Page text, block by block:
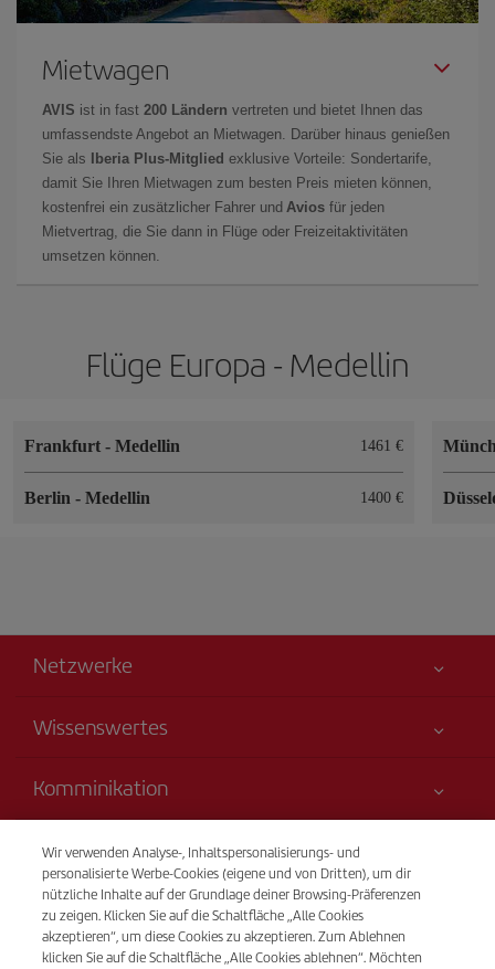
Mietwagen
AVIS ist in fast 200 Ländern vertreten und bietet Ihnen das
umfassendste Angebot an Mietwagen. Darüber hinaus genießen
Sie als
Iberia Plus-Mitglied exklusive Vorteile: Sondertarife,
damit Sie Ihren Mietwagen zum besten Preis mieten können,
kostenfrei ein zusätzlicher Fahrer und Avios für jeden
Mietvertrag, die Sie dann in Flüge oder Freizeitaktivitäten
umsetzen können.
Flüge Europa - Medellin
Frankfurt - Medellin 1461 €
Berlin - Medellin 1400 €
Netzwerke
Wissenswertes
Erklärung zur Barrierefreiheit
Sitemap
Nachhaltigkeit
Komminikation
Iberia-Gruppe
Aktionäre und Investoren
Unsere Allianzen
British Airways
Transparenz
Rechtliche Hinweise
Beförderungs- bedingungen
Fluggastrechte
Telefonverkauf
(+49) 69 50073874
Wir verwenden Analyse-, Inhaltspersonalisierungs- und
personalisierte Werbe-Cookies (eigene und von Dritten), um dir
nützliche Inhalte auf der Grundlage deiner Browsing-Präferenzen
zu zeigen. Klicken Sie auf die Schaltfläche „Alle Cookies
akzeptieren“, um diese Cookies zu akzeptieren. Zum Ablehnen
klicken Sie auf die Schaltfläche „Alle Cookies ablehnen“. Möchten